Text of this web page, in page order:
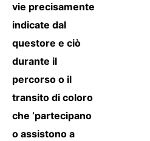
vie precisamente
indicate dal
questore e ciò
durante il
percorso o il
transito di coloro
che ‘partecipano
o assistono a